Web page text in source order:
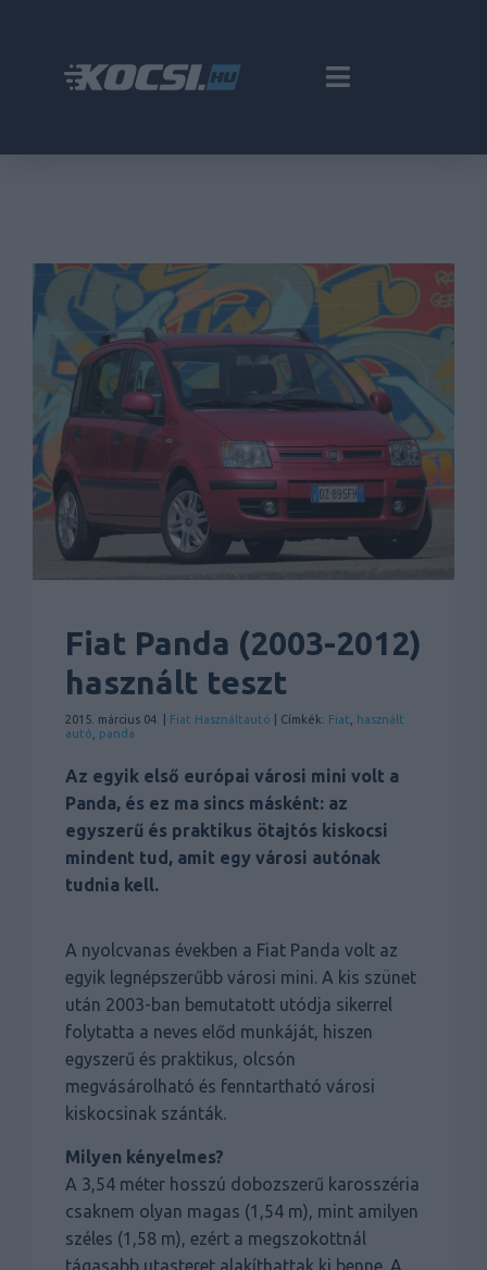
Fiat Panda (2003-2012)
használt teszt
2015. március 04. | Fiat Használtautó | Címkék: Fiat
használt
autó
panda
Az egyik első európai városi mini volt a
Panda, és ez ma sincs másként: az
egyszerű és praktikus ötajtós kiskocsi
mindent tud, amit egy városi autónak
tudnia kell.
A nyolcvanas években a Fiat Panda volt az
egyik legnépszerűbb városi mini. A kis szünet
után 2003-ban bemutatott utódja sikerrel
folytatta a neves előd munkáját, hiszen
egyszerű és praktikus, olcsón
megvásárolható és fenntartható városi
kiskocsinak szánták.
Milyen kényelmes?
A 3,54 méter hosszú dobozszerű karosszéria
csaknem olyan magas (1,54 m), mint amilyen
széles (1,58 m), ezért a megszokottnál
tágasabb utasteret alakíthattak ki benne. A